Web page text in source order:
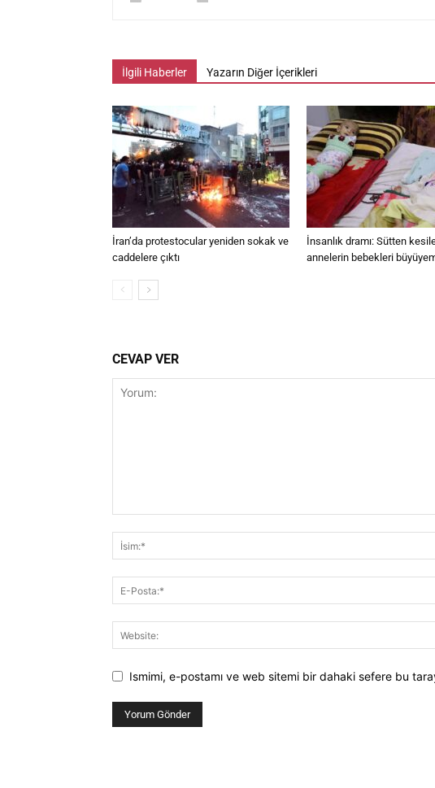
İlgili Haberler Yazarın Diğer İçerikleri
İran’da protestocular yeniden sokak ve
caddelere çıktı
İnsanlık dramı: Sütten
annelerin bebekleri
CEVAP VER
Ismimi, e-postamı ve web sitemi bir dahaki sefere bu